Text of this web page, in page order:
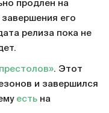
продлен на
его
релиза пока не
. Этот
и завершился
есть на